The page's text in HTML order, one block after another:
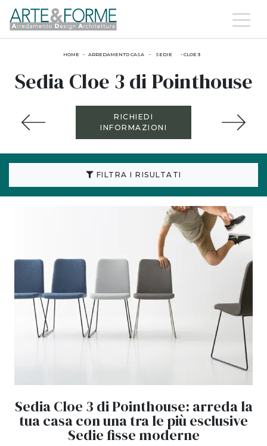
HOME - ARREDAMENTO CASA - SEDIE - CLOE 3
Sedia Cloe 3 di Pointhouse
RICHIEDI
INFORMAZIONI
FILTRA I RISULTATI
Sedia Cloe 3 di Pointhouse: arreda la
tua casa con una tra le più esclusive
Sedie fisse moderne